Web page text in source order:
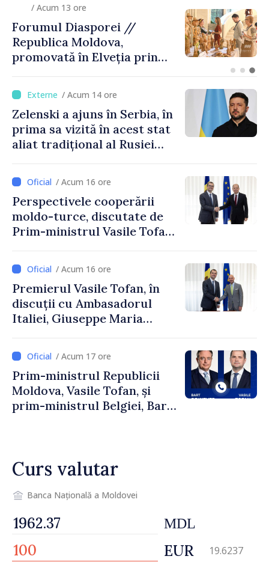
/ Acum 45 minute
Atac rusesc asupra regiunii
Kiev: trei persoane, inclusiv
un copil, au decedat
/ Acum 14 ore
Zelenski a ajuns în Serbia, în
prima sa vizită în acest stat
aliat tradițional al Rusiei
/ Acum 16 ore
Perspectivele cooperării
moldo-turce, discutate de
Prim-ministrul Vasile Tofan
Uygar Mustafa Sertel
/ Acum 16 ore
Premierul Vasile Tofan, în
discuții cu Ambasadorul
Italiei, Giuseppe Maria
/ Acum 17 ore
Prim-ministrul Republicii
Moldova, Vasile Tofan, și
prim-ministrul Belgiei, Bart
Curs valutar
Banca Națională a Moldovei
MDL
EUR 19.6237